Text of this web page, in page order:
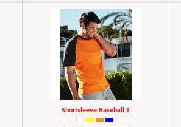
Shortsleeve Baseball T